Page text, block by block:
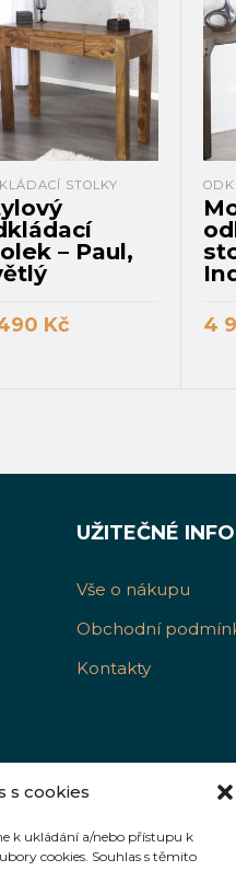
s cookies
k ukládání a/nebo přístupu k
cookies. Souhlas s těmito
STOLKY
– Paul,
Kč 4
UŽITEČNÉ
Vše o nákupu
Obchodní
Kontakty